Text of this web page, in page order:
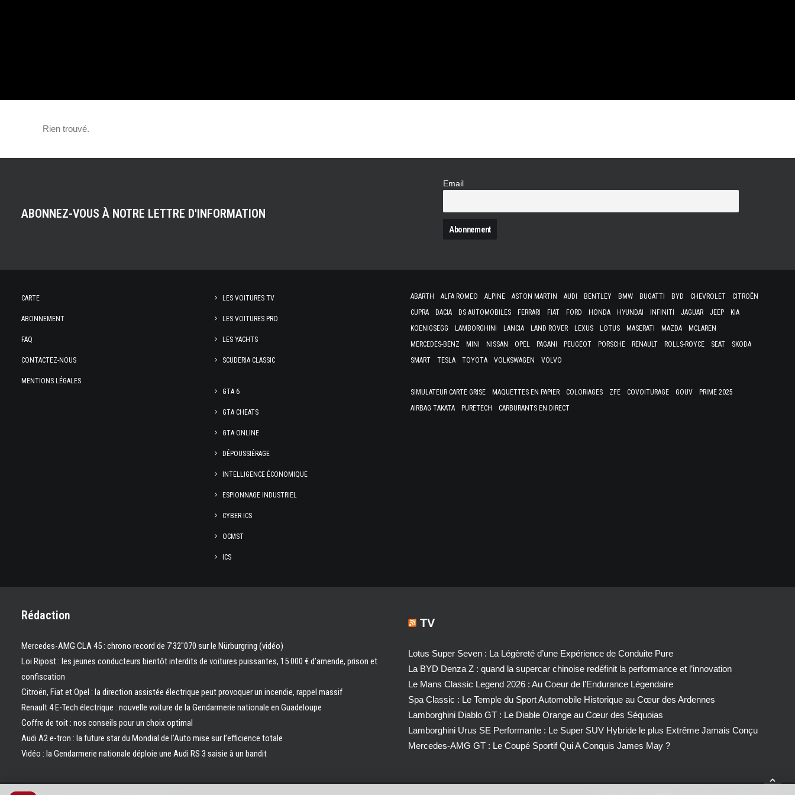
Rien trouvé.
ABONNEZ-VOUS À NOTRE LETTRE D'INFORMATION
Email
CARTE
ABONNEMENT
FAQ
CONTACTEZ-NOUS
MENTIONS LÉGALES
LES VOITURES TV
LES VOITURES PRO
LES YACHTS
SCUDERIA CLASSIC
GTA 6
GTA CHEATS
GTA ONLINE
DÉPOUSSIÉRAGE
INTELLIGENCE ÉCONOMIQUE
ESPIONNAGE INDUSTRIEL
CYBER ICS
OCMST
ICS
ABARTH ALFA ROMEO ALPINE ASTON MARTIN AUDI BENTLEY BMW BUGATTI BYD CHEVROLET
CITROËN
CUPRA
DACIA DS AUTOMOBILES FERRARI FIAT FORD HONDA HYUNDAI INFINITI JAGUAR JEEP
KIA
KOENIGSEGG
LAMBORGHINI LANCIA LAND ROVER LEXUS LOTUS MASERATI MAZDA
MCLAREN
MERCEDES-BENZ
MINI NISSAN OPEL PAGANI PEUGEOT PORSCHE RENAULT ROLLS-ROYCE SEAT
SKODA
SMART
TESLA TOYOTA VOLKSWAGEN VOLVO
SIMULATEUR CARTE GRISE MAQUETTES EN PAPIER COLORIAGES ZFE COVOITURAGE GOUV
PRIME 2025
AIRBAG TAKATA
PURETECH CARBURANTS EN DIRECT
Rédaction
Mercedes-AMG CLA 45 : chrono record de 7’32″070 sur le Nürburgring (vidéo)
Loi Ripost : les jeunes conducteurs bientôt interdits de voitures puissantes, 15 000 € d’amende, prison et
confiscation
Citroën, Fiat et Opel : la direction assistée électrique peut provoquer un incendie, rappel massif
Renault 4 E-Tech électrique : nouvelle voiture de la Gendarmerie nationale en Guadeloupe
Coffre de toit : nos conseils pour un choix optimal
Audi A2 e-tron : la future star du Mondial de l’Auto mise sur l’efficience totale
Vidéo : la Gendarmerie nationale déploie une Audi RS 3 saisie à un bandit
TV
Lotus Super Seven : La Légèreté d’une Expérience de Conduite Pure
La BYD Denza Z : quand la supercar chinoise redéfinit la performance et l’innovation
Le Mans Classic Legend 2026 : Au Coeur de l’Endurance Légendaire
Spa Classic : Le Temple du Sport Automobile Historique au Cœur des Ardennes
Lamborghini Diablo GT : Le Diable Orange au Cœur des Séquoias
Lamborghini Urus SE Performante : Le Super SUV Hybride le plus Extrême Jamais Conçu
Mercedes-AMG GT : Le Coupé Sportif Qui A Conquis James May ?